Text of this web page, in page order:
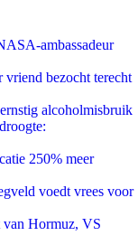
ambassadeur
vriend bezocht terecht
alcoholmisbruik
250% meer
voedt vrees voor
van Hormuz, VS